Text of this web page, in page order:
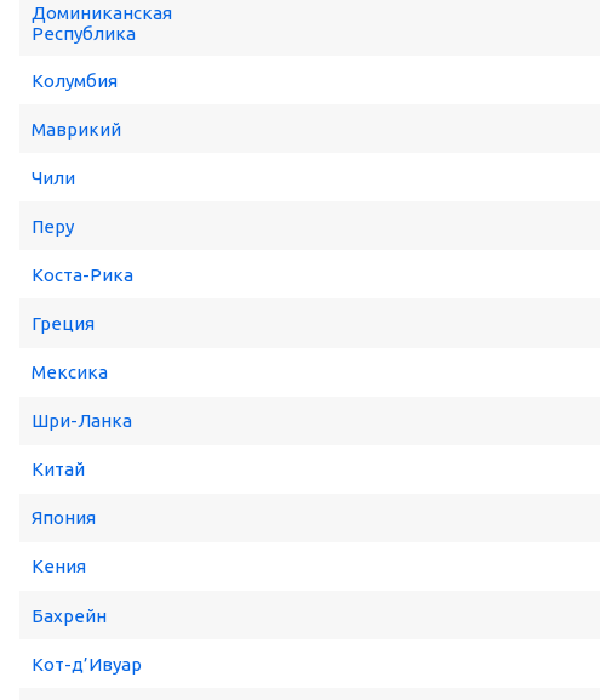
Доминиканская
Республика
Колумбия
Маврикий
Чили
Перу
Коста-Рика
Греция
Мексика
Шри-Ланка
Китай
Япония
Кения
Бахрейн
Кот-д’Ивуар